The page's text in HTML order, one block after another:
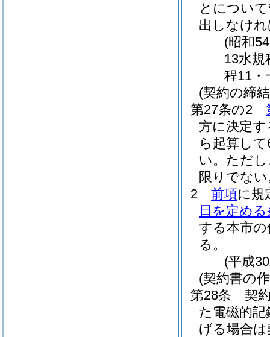
とについ
出しなけ
(昭和
13水規
程11・
(契約の締
第27条の2
方に決定
ら起算し
い。 ただ
限りでな
2
前項に規
日を定め
する本市
る。
(平成
(契約書の
第28条
契
た電磁的
げる場合